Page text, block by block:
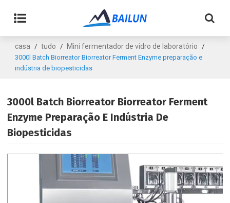
casa / tudo / Mini fermentador de vidro de laboratório /
3000l Batch Biorreator Biorreator Ferment Enzyme preparação e
indústria de biopesticidas
3000l Batch Biorreator Biorreator Ferment
Enzyme Preparação E Indústria De
Biopesticidas